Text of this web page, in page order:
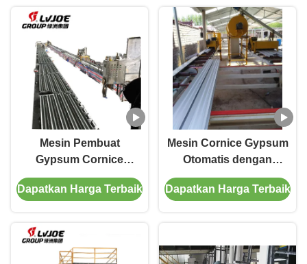
Mesin Pembuat
Gypsum Cornice
Industri 10 Ton
Sertifikasi ISO CE
Dapatkan Harga Terbaik
Mesin Cornice Gypsum
Otomatis dengan
Output Tinggi untuk
Dekorasi Interior
Dapatkan Harga Terbaik